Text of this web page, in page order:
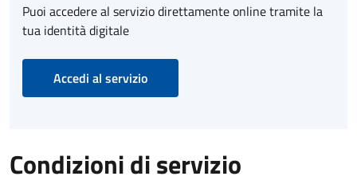
Puoi accedere al servizio direttamente online tramite la
tua identità digitale
Accedi al servizio
Condizioni di servizio